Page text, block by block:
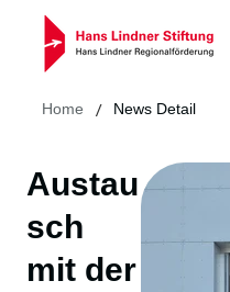
Austau
sch
mit der
Home / News Detail